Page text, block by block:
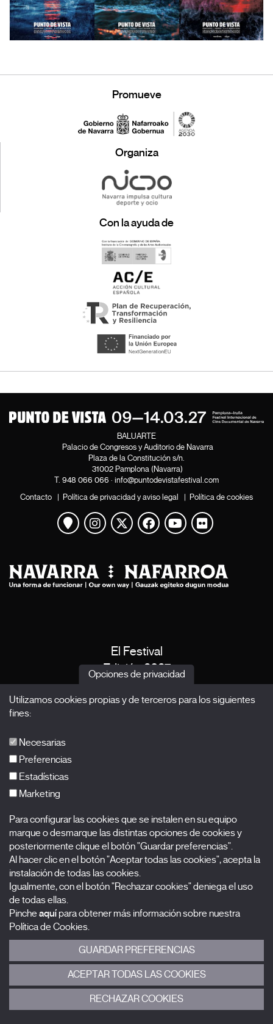
Promueve
Organiza
Con la ayuda de
BALUARTE
Palacio de Congresos y Auditorio de Navarra
Plaza de la Constitución s/n.
31002 Pamplona (Navarra)
T. 948 066 066 · info@puntodevistafestival.com
Contacto | Política de privacidad y aviso legal | Política de cookies
Ver mapa
Instagram
Twitter
Facebook
Youtube
Flickr
El Festival
Edición 2027
Acreditaciones
Nombre
Apellidos
Correo electrónico
Selecciona una categoría
0 listas seleccionadas
Acepto términos, condiciones ypolítica de privacidad
Opciones de privacidad
Utilizamos cookies propias y de terceros para los siguientes
fines:
Necesarias
Preferencias
Estadísticas
Marketing
Para configurar las cookies que se instalen en su equipo
marque o desmarque las distintas opciones de cookies y
posteriormente clique el botón "Guardar preferencias".
Al hacer clic en el botón "Aceptar todas las cookies", acepta la
instalación de todas las cookies.
Igualmente, con el botón "Rechazar cookies" deniega el uso
de todas ellas.
Pinche aquí para obtener más información sobre nuestra
Política de Cookies.
GUARDAR PREFERENCIAS
ACEPTAR TODAS LAS COOKIES
RECHAZAR COOKIES